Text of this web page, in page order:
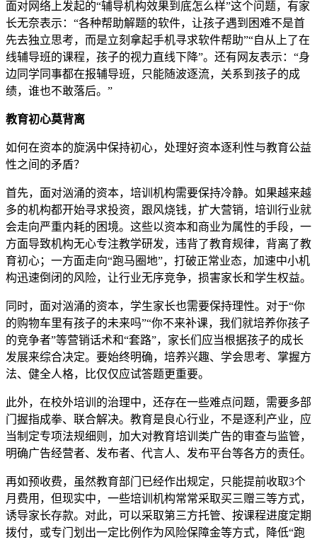
面对网络上发起的“辅导机构效果到底怎么样”这个问题，有家
长无奈表示：“各种帮助解题的软件，让孩子遇到困难不是首
先去独立思考，而是立刻拿起手机寻求软件帮助”“自从上了在
线辅导班的课程，孩子的视力直线下降”。还有网友表示：“身
边同学同事都在报辅导班，只能随波逐流，关系到孩子的成
绩，谁也不敢落后。”
教育初心莫背离
如何在资本的旋涡中保持初心，处理好资本逐利性与教育公益
性之间的矛盾？
首先，面对汹涌的资本，培训机构需要保持冷静。如果越来越
多的机构都开始寻求投资，跟风烧钱，扩大营销，培训行业就
会走向严重内耗的困境。这些以资本和商业为属性的手段，一
方面导致机构无心专注教学研发，违背了教育规律，背离了教
育初心；一方面走向“跑马圈地”，打破正常业态，加速中小机
构迅速倒闭的风险，让行业无序竞争，损害家长和学生权益。
同时，面对汹涌的资本，学生家长也需要保持理性。对于“你
的购物车里有孩子的未来吗”“你不来补课，我们就培养你孩子
的竞争者”等营销话术和“套路”，家长们应当根据孩子的成长
发展来综合决定。要始终明确，培养兴趣、学会思考、掌握方
法、健全人格，比仅仅应试答题更重要。
此外，在校外培训的治理中，还存在一些难点问题，需要多部
门握指成拳、联合解决。教育是良心行业，不是逐利产业，应
当制定专项法规细则，加大对教育培训类广告的审查与监管，
明确广告经营者、发布者、代言人、发布平台等各方的责任。
再如预收费，虽然教育部门已经作出规定，只能提前收取3个
月费用，但现实中，一些培训机构常常采取买三赠三等方式，
诱导家长存款。对此，可以采取第三方托管、按课程进度定期
拨付，或专门划出一定比例作为风险保障金等方式，降低“跑